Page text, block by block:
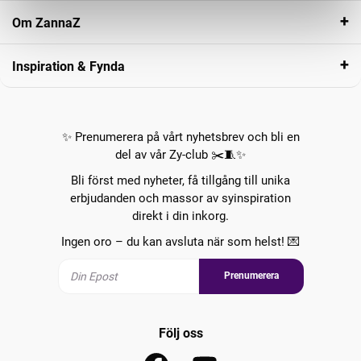
Om ZannaZ
Inspiration & Fynda
✨ Prenumerera på vårt nyhetsbrev och bli en
del av vår Zy-club ✂️🧵✨
Bli först med nyheter, få tillgång till unika
erbjudanden och massor av syinspiration
direkt i din inkorg.
Ingen oro – du kan avsluta när som helst! 💌
Prenumerera
Följ oss